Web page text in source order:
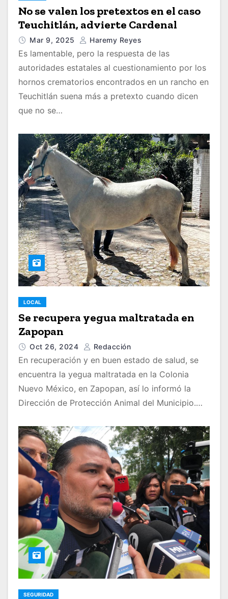
No se valen los pretextos en el caso
Teuchitlán, advierte Cardenal
Mar 9, 2025 Haremy Reyes
Es lamentable, pero la respuesta de las
autoridades estatales al cuestionamiento por los
hornos crematorios encontrados en un rancho en
Teuchitlán suena más a pretexto cuando dicen
que no se…
LOCAL
Se recupera yegua maltratada en
Zapopan
Oct 26, 2024 Redacción
En recuperación y en buen estado de salud, se
encuentra la yegua maltratada en la Colonia
Nuevo México, en Zapopan, así lo informó la
Dirección de Protección Animal del Municipio.…
SEGURIDAD